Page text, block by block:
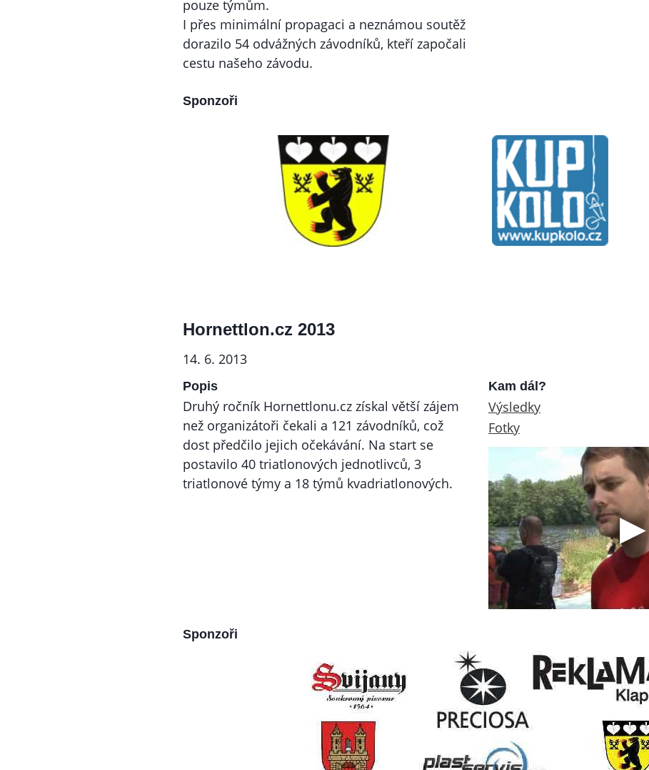
pouze týmům.
I přes minimální propagaci a neznámou soutěž
dorazilo 54 odvážných závodníků, kteří započali
cestu našeho závodu.
Sponzoři
Hornettlon.cz 2013
14. 6. 2013
Popis
Druhý ročník Hornettlonu.cz získal větší zájem
než organizátoři čekali a 121 závodníků, což
dost předčilo jejich očekávání. Na start se
postavilo 40 triatlonových jednotlivců, 3
triatlonové týmy a 18 týmů kvadriatlonových.
Kam dál?
Výsledky
Fotky
Sponzoři